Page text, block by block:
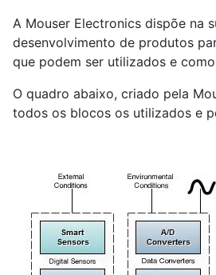
A Mouser Electronics dispõe na
desenvolvimento de produtos
que podem ser utilizados e
O quadro abaixo, criado pela
todos os blocos os utilizados e